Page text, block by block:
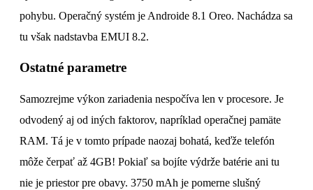
pohybu. Operačný systém je Androide 8.1 Oreo. Nachádza sa
tu však nadstavba EMUI 8.2.
Ostatné parametre
Samozrejme výkon zariadenia nespočíva len v procesore. Je
odvodený aj od iných faktorov, napríklad operačnej pamäte
RAM. Tá je v tomto prípade naozaj bohatá, keďže telefón
môže čerpať až 4GB! Pokiaľ sa bojíte výdrže batérie ani tu
nie je priestor pre obavy. 3750 mAh je pomerne slušný